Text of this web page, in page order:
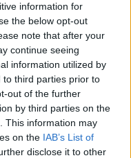
information for
the below opt-out
note that after your
continue seeing
information utilized by
to third parties prior to
out of the further
by third parties on the
This information may
on the IAB’s List of
disclose it to other
Sanitari e Sociali41
e Pulizia30
29
27